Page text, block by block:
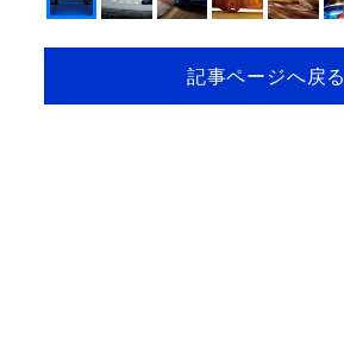
記事ページへ戻る